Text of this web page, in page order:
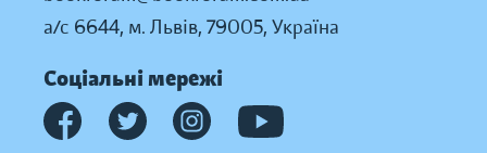
а/с 6644, м. Львів, 79005, Україна
Соціальні мережі